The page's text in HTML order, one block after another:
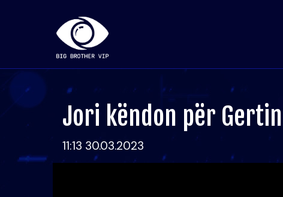
Jori këndon për Gertin
11:13 30.03.2023